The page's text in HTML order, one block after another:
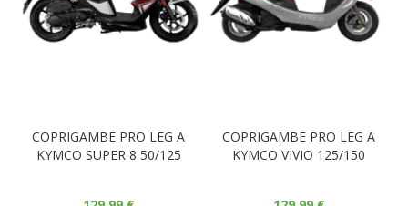
COPRIGAMBE PRO LEG A
KYMCO SUPER 8 50/125
COPRIGAMBE PRO LEG A
KYMCO VIVIO 125/150